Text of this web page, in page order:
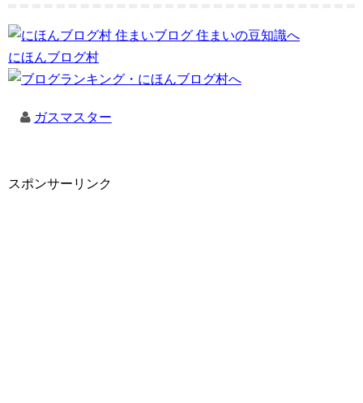
にほんブログ村
ガスマスター
スポンサーリンク